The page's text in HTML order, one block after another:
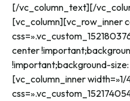
[/vc_column_text][/
[vc_column][vc_row_inner
center
!important;background-
[vc_column_inner width=»1/